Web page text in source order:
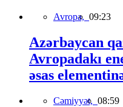
Avropa, 09:23
Azərbaycan
Avropadakı
əsas
Cəmiyyət, 08:59